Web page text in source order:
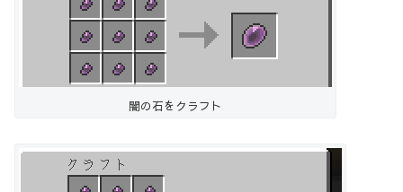
闇の石をクラフト